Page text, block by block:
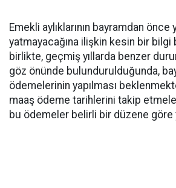
Emekli aylıklarının bayramdan önce
yatmayacağına ilişkin kesin bir bilgi
birlikte, geçmiş yıllarda benzer
göz önünde bulundurulduğunda,
ödemelerinin yapılması
maaş ödeme tarihlerini takip
bu ödemeler belirli bir düzene göre